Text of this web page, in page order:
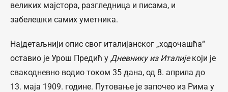
великих мајстора, разгледница и писама, и
забелешки самих уметника.
Најдетаљнији опис свог италијанског „ходочашћа“
оставио је Урош Предић у Дневнику из Италијекоји је
свакодневно водио током 35 дана, од 8. априла до
13. маја 1909. године. Путовање је започео из Рима у